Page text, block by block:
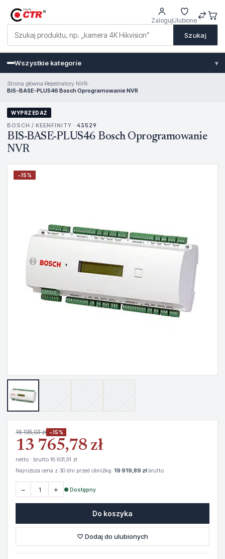
Szukaj
ZalogujUlubione
Wszystkie kategorie ▾
Strona główna›Rejestratory NVR›
BIS-BASE-PLUS46 Bosch Oprogramowanie NVR
WYPRZEDAŻ
BOSCH / KEENFINITY · 43529
BIS-BASE-PLUS46 Bosch Oprogramowanie
NVR
−15%
16 195,03 zł −15%
13 765,78 zł
netto · brutto 16 931,91 zł
Najniższa cena z 30 dni przed obniżką: 19 919,89 złbrutto
− + ● Dostępny
Do koszyka
♡ Dodaj do ulubionych